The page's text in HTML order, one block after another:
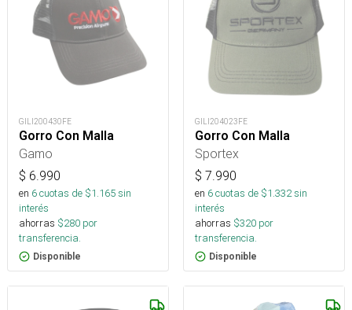
GILI200430FE
Gorro Con Malla
Gamo
$ 6.990
en 6cuotas de $1.165sin
interés
ahorras $280 por
transferencia.
Disponible
GILI204023FE
Gorro Con Malla
Sportex
$ 7.990
en 6cuotas de $1.332sin
interés
ahorras $320 por
transferencia.
Disponible